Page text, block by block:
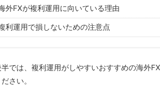
外FXが複利運用に向いている理由
利運用で損しないための注意点
では、複利運用がしやすいおすすめの海外
さい。